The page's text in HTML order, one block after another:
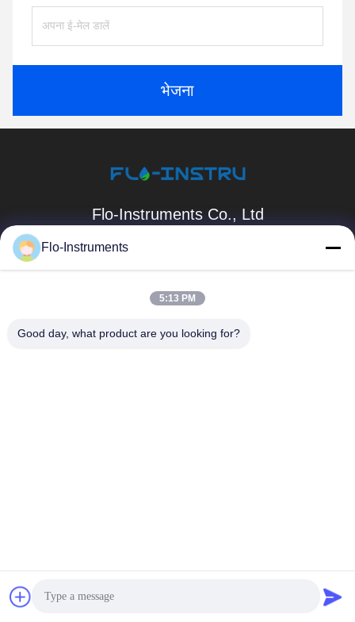
भेजना
Flo-Instruments Co., Ltd
sales@flo-instruments.com
Flo-Instruments
5:13 PM
Good day, what product are you looking for?